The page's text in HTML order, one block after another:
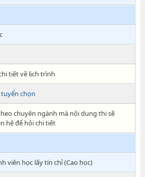
tiết về lịch trình
chọn
chuyên ngành mà nội dung thi sẽ
hệ để hỏi chi tiết
viên học lấy tín chỉ (Cao học)